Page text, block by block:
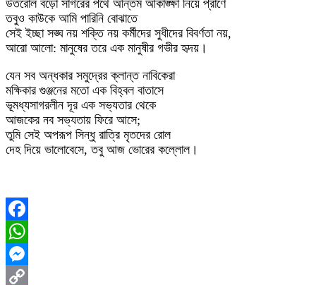
উতরোল বড়ো সাগরের পথে অন্তিম আকাঙ্ক্ষা নিয়ে প্রাণে
তবুও কাউকে আমি পারিনি বোঝাতে
সেই ইচ্ছা সঙ্ঘ নয় শক্তি নয় কর্মীদের সুধীদের বিবর্ণতা নয়,
আরো আলো: মানুষের তরে এক মানুষীর গভীর হৃদয়।
যেন সব অন্ধকার সমুদ্রের ক্লান্ত নাবিকেরা
মক্ষিকার গুঞ্জনের মতো এক বিহ্বল বাতাসে
ভূমধ্যসাগরলীন দূর এক সভ্যতার থেকে
আজকের নব সভ্যতায় ফিরে আসে;
তুমি সেই অপরূপ সিন্ধু রাত্রি মৃতদের রোল
দেহ দিয়ে ভালোবেসে, তবু আজ ভোরের কল্লোল।
Facebook
WhatsApp
Messenger